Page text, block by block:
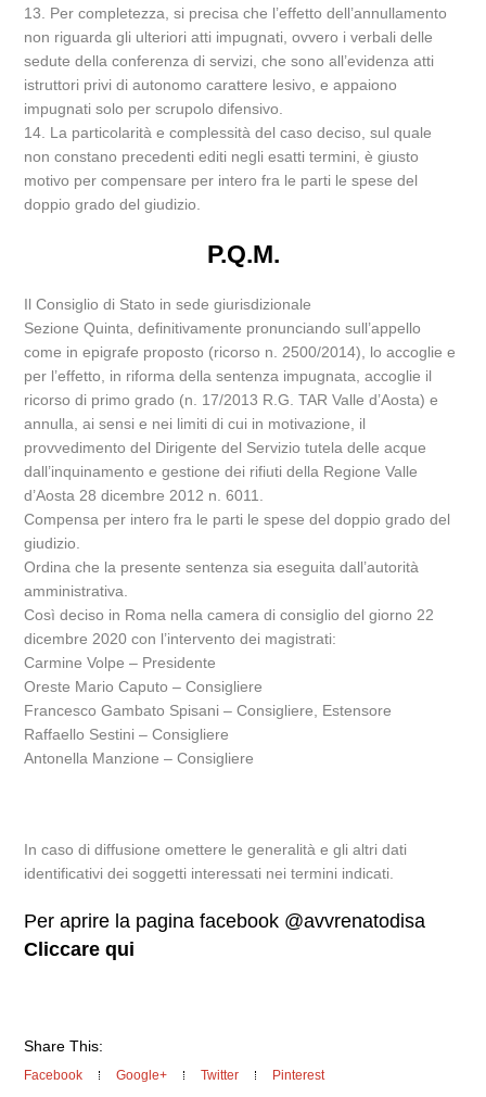
13. Per completezza, si precisa che l’effetto dell’annullamento
non riguarda gli ulteriori atti impugnati, ovvero i verbali delle
sedute della conferenza di servizi, che sono all’evidenza atti
istruttori privi di autonomo carattere lesivo, e appaiono
impugnati solo per scrupolo difensivo.
14. La particolarità e complessità del caso deciso, sul quale
non constano precedenti editi negli esatti termini, è giusto
motivo per compensare per intero fra le parti le spese del
doppio grado del giudizio.
P.Q.M.
Il Consiglio di Stato in sede giurisdizionale
Sezione Quinta, definitivamente pronunciando sull’appello
come in epigrafe proposto (ricorso n. 2500/2014), lo accoglie e
per l’effetto, in riforma della sentenza impugnata, accoglie il
ricorso di primo grado (n. 17/2013 R.G. TAR Valle d’Aosta) e
annulla, ai sensi e nei limiti di cui in motivazione, il
provvedimento del Dirigente del Servizio tutela delle acque
dall’inquinamento e gestione dei rifiuti della Regione Valle
d’Aosta 28 dicembre 2012 n. 6011.
Compensa per intero fra le parti le spese del doppio grado del
giudizio.
Ordina che la presente sentenza sia eseguita dall’autorità
amministrativa.
Così deciso in Roma nella camera di consiglio del giorno 22
dicembre 2020 con l’intervento dei magistrati:
Carmine Volpe – Presidente
Oreste Mario Caputo – Consigliere
Francesco Gambato Spisani – Consigliere, Estensore
Raffaello Sestini – Consigliere
Antonella Manzione – Consigliere
In caso di diffusione omettere le generalità e gli altri dati
identificativi dei soggetti interessati nei termini indicati.
Per aprire la pagina facebook @avvrenatodisa
Cliccare qui
Share This:
Facebook Google+ Twitter Pinterest